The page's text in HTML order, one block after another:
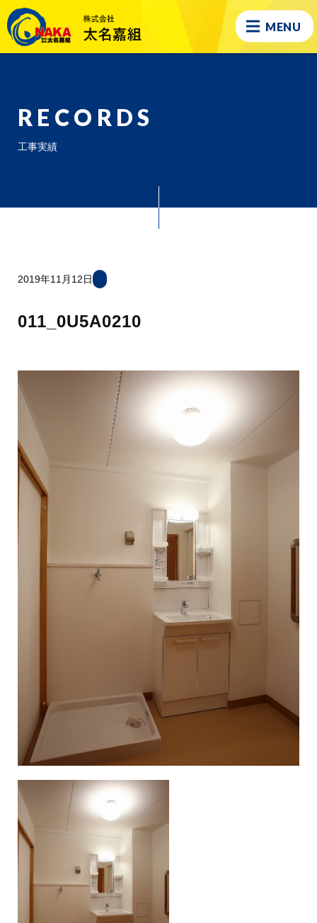
MENU
RECORDS
工事実績
2019年11月12日
011_0U5A0210